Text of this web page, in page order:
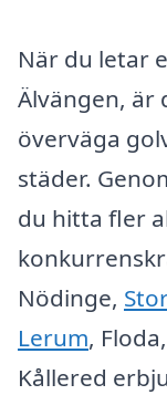
När du letar
Älvängen, är
överväga
städer.
du hitta fler
Nödinge,
Lerum, Floda,
Kållered